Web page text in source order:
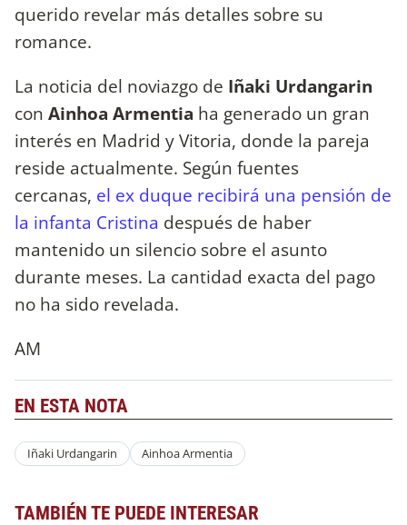
querido revelar más detalles sobre su
romance.
La noticia del noviazgo de Iñaki Urdangarin
con Ainhoa Armentia ha generado un gran
interés en Madrid y Vitoria, donde la pareja
reside actualmente. Según fuentes
cercanas, el ex duque recibirá una pensión de
la infanta Cristina después de haber
mantenido un silencio sobre el asunto
durante meses. La cantidad exacta del pago
no ha sido revelada.
AM
EN ESTA NOTA
Iñaki Urdangarin Ainhoa Armentia
TAMBIÉN TE PUEDE INTERESAR